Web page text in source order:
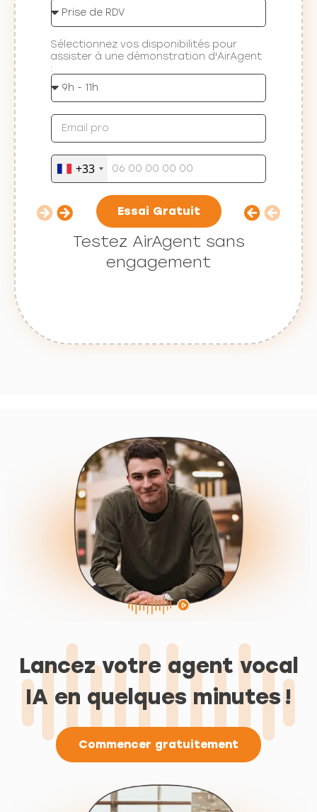
Sélectionnez vos disponibilités pour
assister à une démonstration d'AirAgent
:
+33
Essai Gratuit
Testez AirAgent sans
engagement
Lancez votre agent vocal
IA en quelques minutes !
Commencer gratuitement